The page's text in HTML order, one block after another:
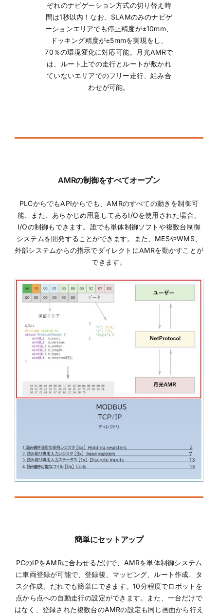
ぞれのナビゲーション方式の切り替え時
間は1秒以内！なお、SLAMのみのナビゲ
ーションエリアでも停止精度が±10mm、
ドッキング精度が±5mmを実現をし、
70％の環境変化に対応可能。月光AMRで
は、ルート上での走行とルートが敷かれ
ていないエリアでのフリー走行、組み合
わせが可能。
AMRの制御をすべてオープン
PLCからでもAPIからでも、AMRのすべての動きを制御可
能、また、あらかじめ用意してあるI/Oを使用された場合、
I/Oの制御もできます。誰でも単体制御ソフトや複数台制御
システムを開発することができます。また、MESやWMS、
外部システムからの指示でダイレクトにAMRを動かすことが
できます。
簡単にセットアップ
PCのIPをAMRに合わせるだけで、AMRを単体制御システム
に車両登録が可能で、登録後、マッピング、ルート作成、タ
スク作成、だれでも簡単にできます。10分程度でロボットを
点から点への自動走行の設定ができます。また、一台だけで
はなく、登録された複数台のAMRの設定も同じ画面から行え